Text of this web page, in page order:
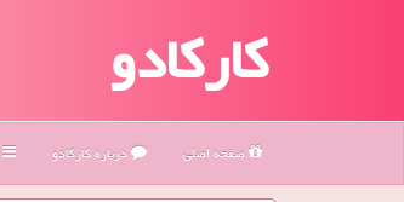
کارکادو
صفحه اصلی درباره كاركادو